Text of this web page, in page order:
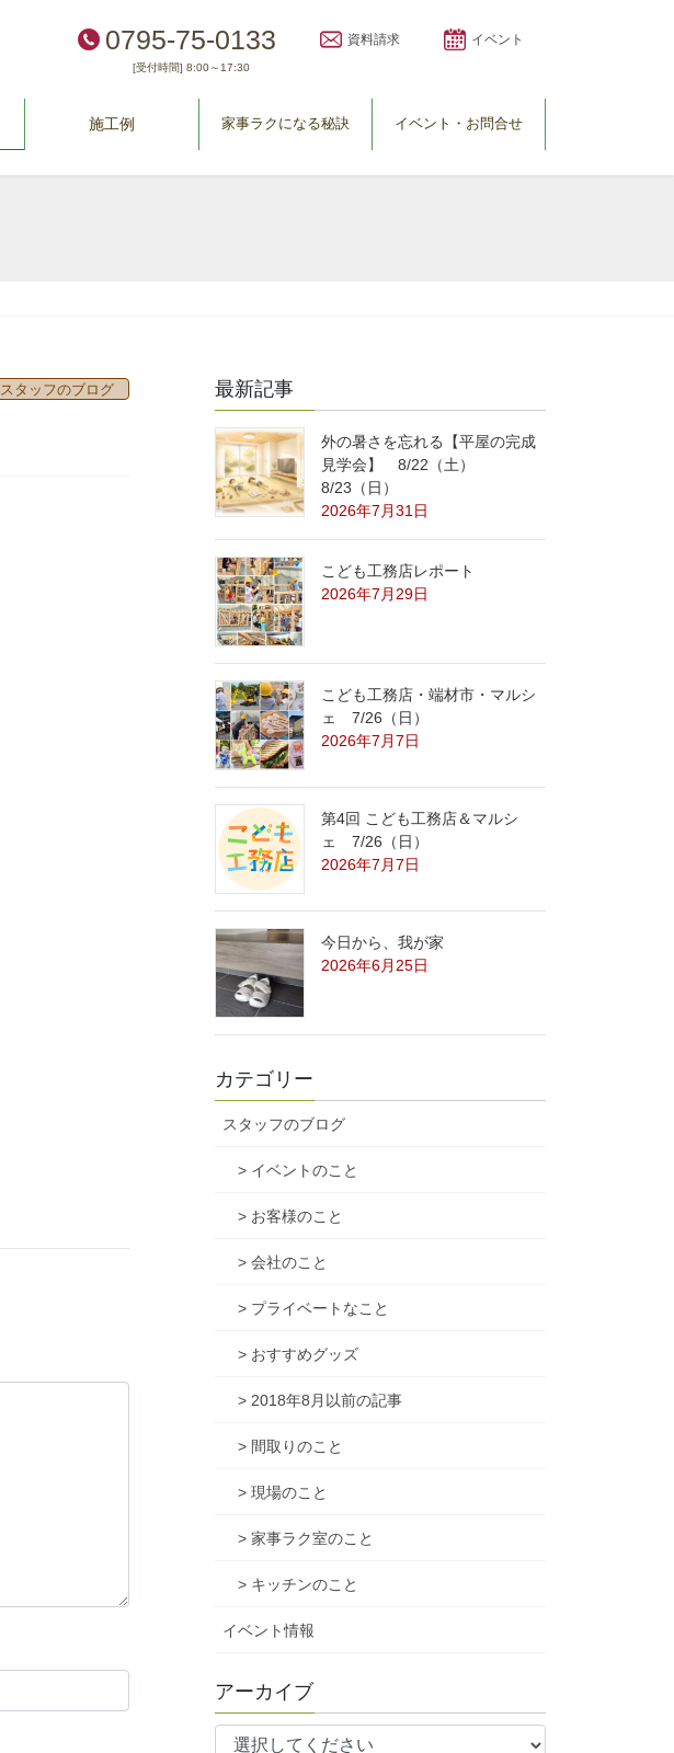
0795-75-0133
[受付時間] 8:00～17:30
資料請求 イベント
施工例 家事ラクになる秘訣 イベント・お問合せ
スタッフのブログ 最新記事
外の暑さを忘れる【平屋の完成
見学会】 8/22（土）
8/23（日）
2026年7月31日
こども工務店レポート
2026年7月29日
こども工務店・端材市・マルシ
ェ 7/26（日）
2026年7月7日
第4回 こども工務店＆マルシ
ェ 7/26（日）
2026年7月7日
今日から、我が家
2026年6月25日
カテゴリー
スタッフのブログ
> イベントのこと
> お客様のこと
> 会社のこと
> プライベートなこと
> おすすめグッズ
> 2018年8月以前の記事
> 間取りのこと
> 現場のこと
> 家事ラク室のこと
> キッチンのこと
イベント情報
アーカイブ